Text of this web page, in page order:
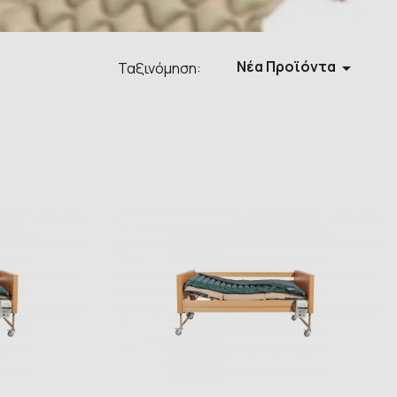
Ταξινόμηση: Νέα Προϊόντα 